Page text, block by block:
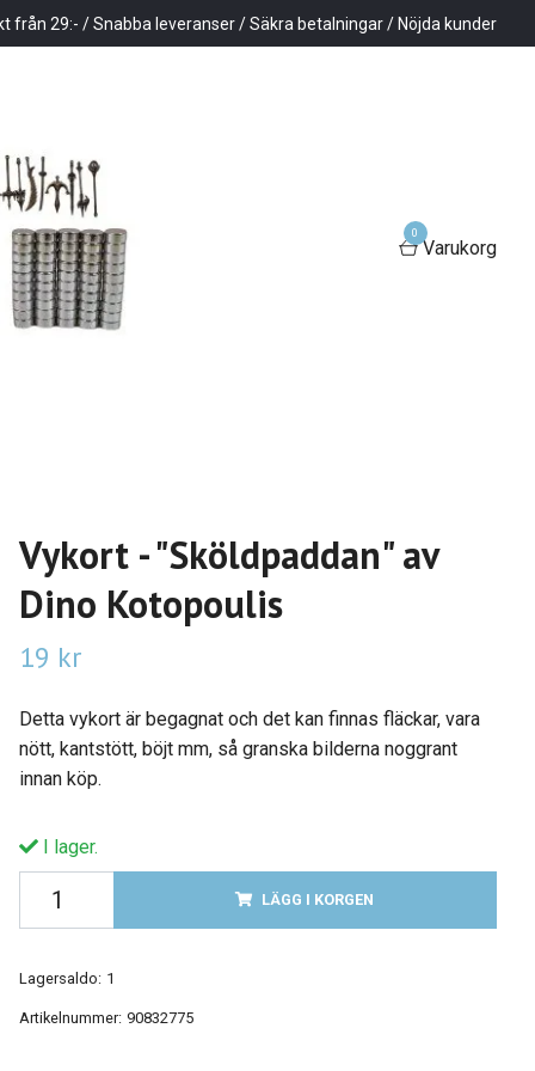
från 29:- / Snabba leveranser / Säkra betalningar / Nöjda kunder
0
Varukorg
Vykort - "Sköldpaddan" av
Dino Kotopoulis
19 kr
Detta vykort är begagnat och det kan finnas fläckar, vara
nött, kantstött, böjt mm, så granska bilderna noggrant
innan köp.
I lager.
LÄGG I KORGEN
Lagersaldo: 1
Artikelnummer: 90832775